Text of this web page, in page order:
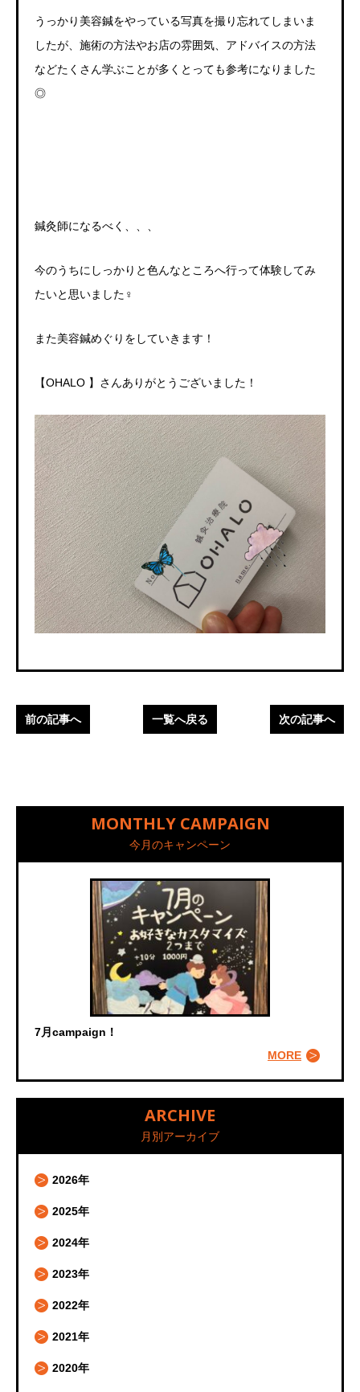
うっかり美容鍼をやっている写真を撮り忘れてしまいま
したが、施術の方法やお店の雰囲気、アドバイスの方法
などたくさん学ぶことが多くとっても参考になりました
◎
鍼灸師になるべく、、、
今のうちにしっかりと色んなところへ行って体験してみ
たいと思いました ‍♀️
また美容鍼めぐりをしていきます！
【OHALO 】さんありがとうございました！
前の記事へ 一覧へ戻る 次の記事へ
MONTHLY CAMPAIGN
今月のキャンペーン
7月campaign！
MORE
ARCHIVE
月別アーカイブ
2026年
2025年
2024年
2023年
2022年
2021年
2020年